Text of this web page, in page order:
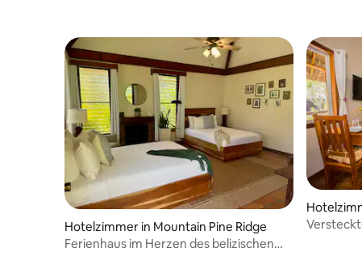
Hotelzimmer in Mountain Pine Ridge
Ferienhaus im Herzen des belizischen